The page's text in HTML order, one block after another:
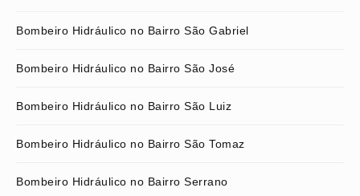
Bombeiro Hidráulico no Bairro São Gabriel
Bombeiro Hidráulico no Bairro São José
Bombeiro Hidráulico no Bairro São Luiz
Bombeiro Hidráulico no Bairro São Tomaz
Bombeiro Hidráulico no Bairro Serrano